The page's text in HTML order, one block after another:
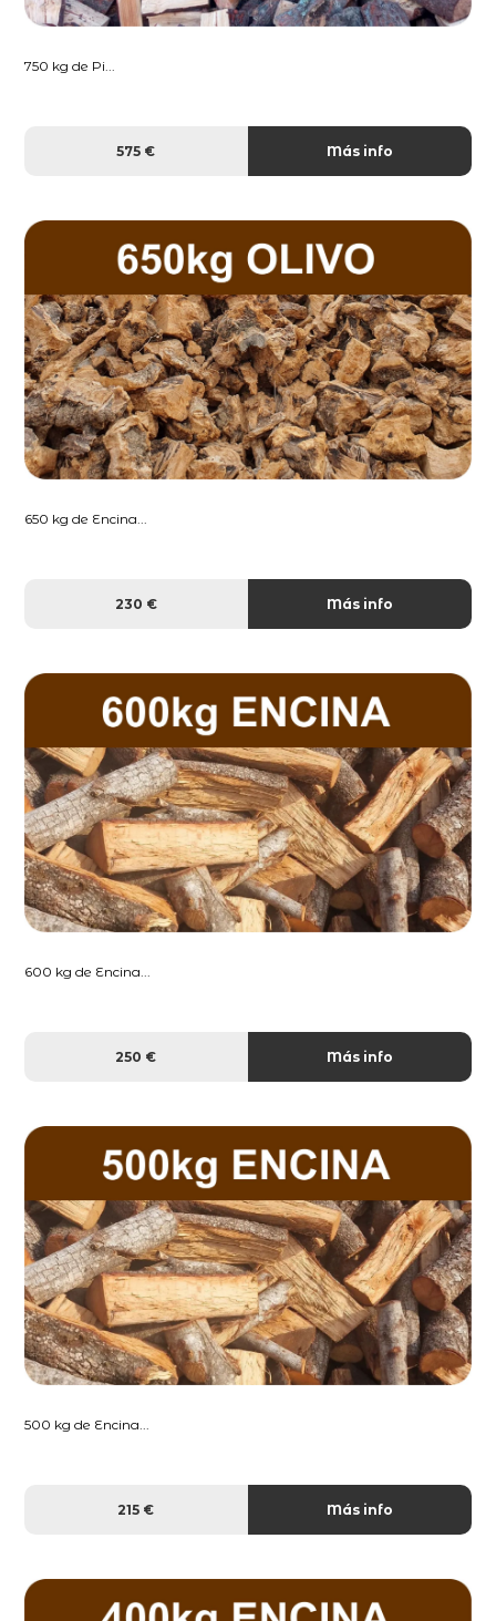
750 kg de Pi...
575 € Más info
650 kg de Encina...
230 € Más info
600 kg de Encina...
250 € Más info
500 kg de Encina...
215 € Más info